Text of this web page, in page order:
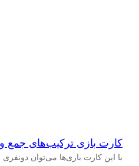
کارت بازی ترکیب‌های جمع
با این کارت بازی‌ها می‌توان